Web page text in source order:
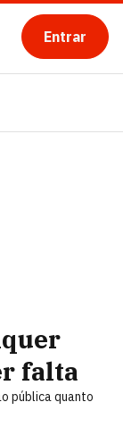
Entrar
falta
pública quanto